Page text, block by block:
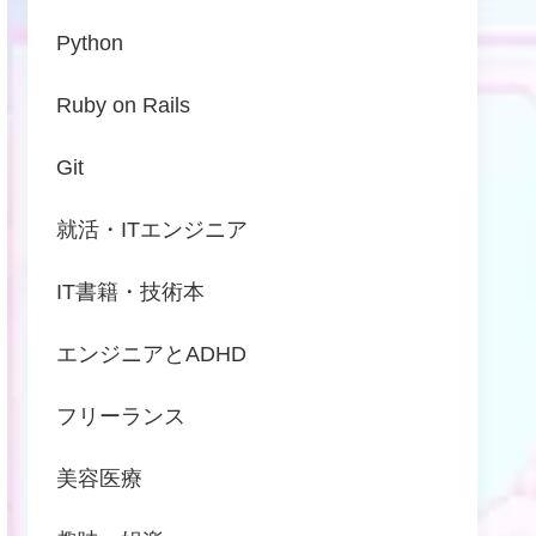
Python
Ruby on Rails
Git
就活・ITエンジニア
IT書籍・技術本
エンジニアとADHD
フリーランス
美容医療